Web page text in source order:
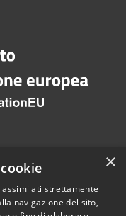
×
assimilati strettamente
navigazione del sito,